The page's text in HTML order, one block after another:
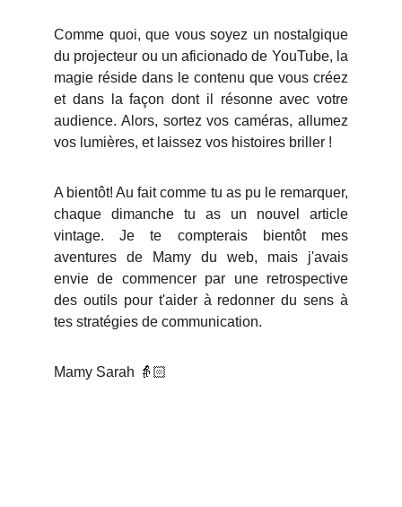
Comme quoi, que vous soyez un nostalgique
du projecteur ou un aficionado de YouTube, la
magie réside dans le contenu que vous créez
et dans la façon dont il résonne avec votre
audience. Alors, sortez vos caméras, allumez
vos lumières, et laissez vos histoires briller !
A bientôt! Au fait comme tu as pu le remarquer,
chaque dimanche tu as un nouvel article
vintage. Je te compterais bientôt mes
aventures de Mamy du web, mais j'avais
envie de commencer par une retrospective
des outils pour t'aider à redonner du sens à
tes stratégies de communication.
Mamy Sarah 👵🏻